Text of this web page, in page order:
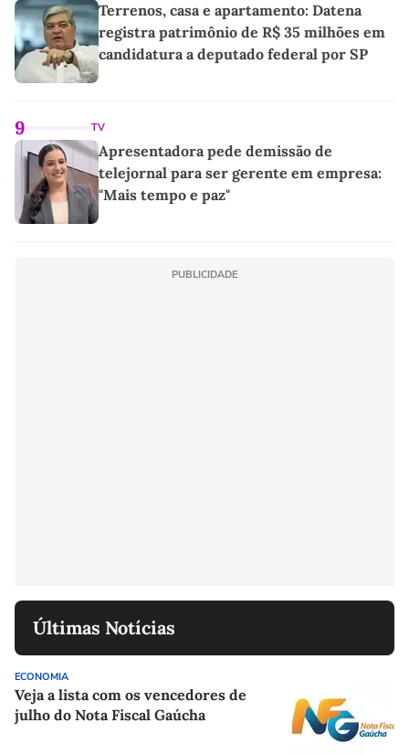
Terrenos, casa e apartamento: Datena
registra patrimônio de R$ 35 milhões em
candidatura a deputado federal por SP
9 TV
Apresentadora pede demissão de
telejornal para ser gerente em empresa:
"Mais tempo e paz"
PUBLICIDADE
Últimas Notícias
ECONOMIA
Veja a lista com os vencedores de
julho do Nota Fiscal Gaúcha